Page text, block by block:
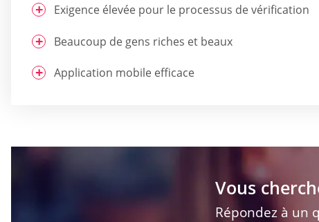
Exigence élevée pour le processus de vérification
Beaucoup de gens riches et beaux
Application mobile efficace
Vous
Répondez à un